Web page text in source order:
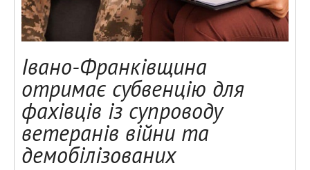
Івано-Франківщина
отримає субвенцію для
фахівців із супроводу
ветеранів війни та
демобілізованих